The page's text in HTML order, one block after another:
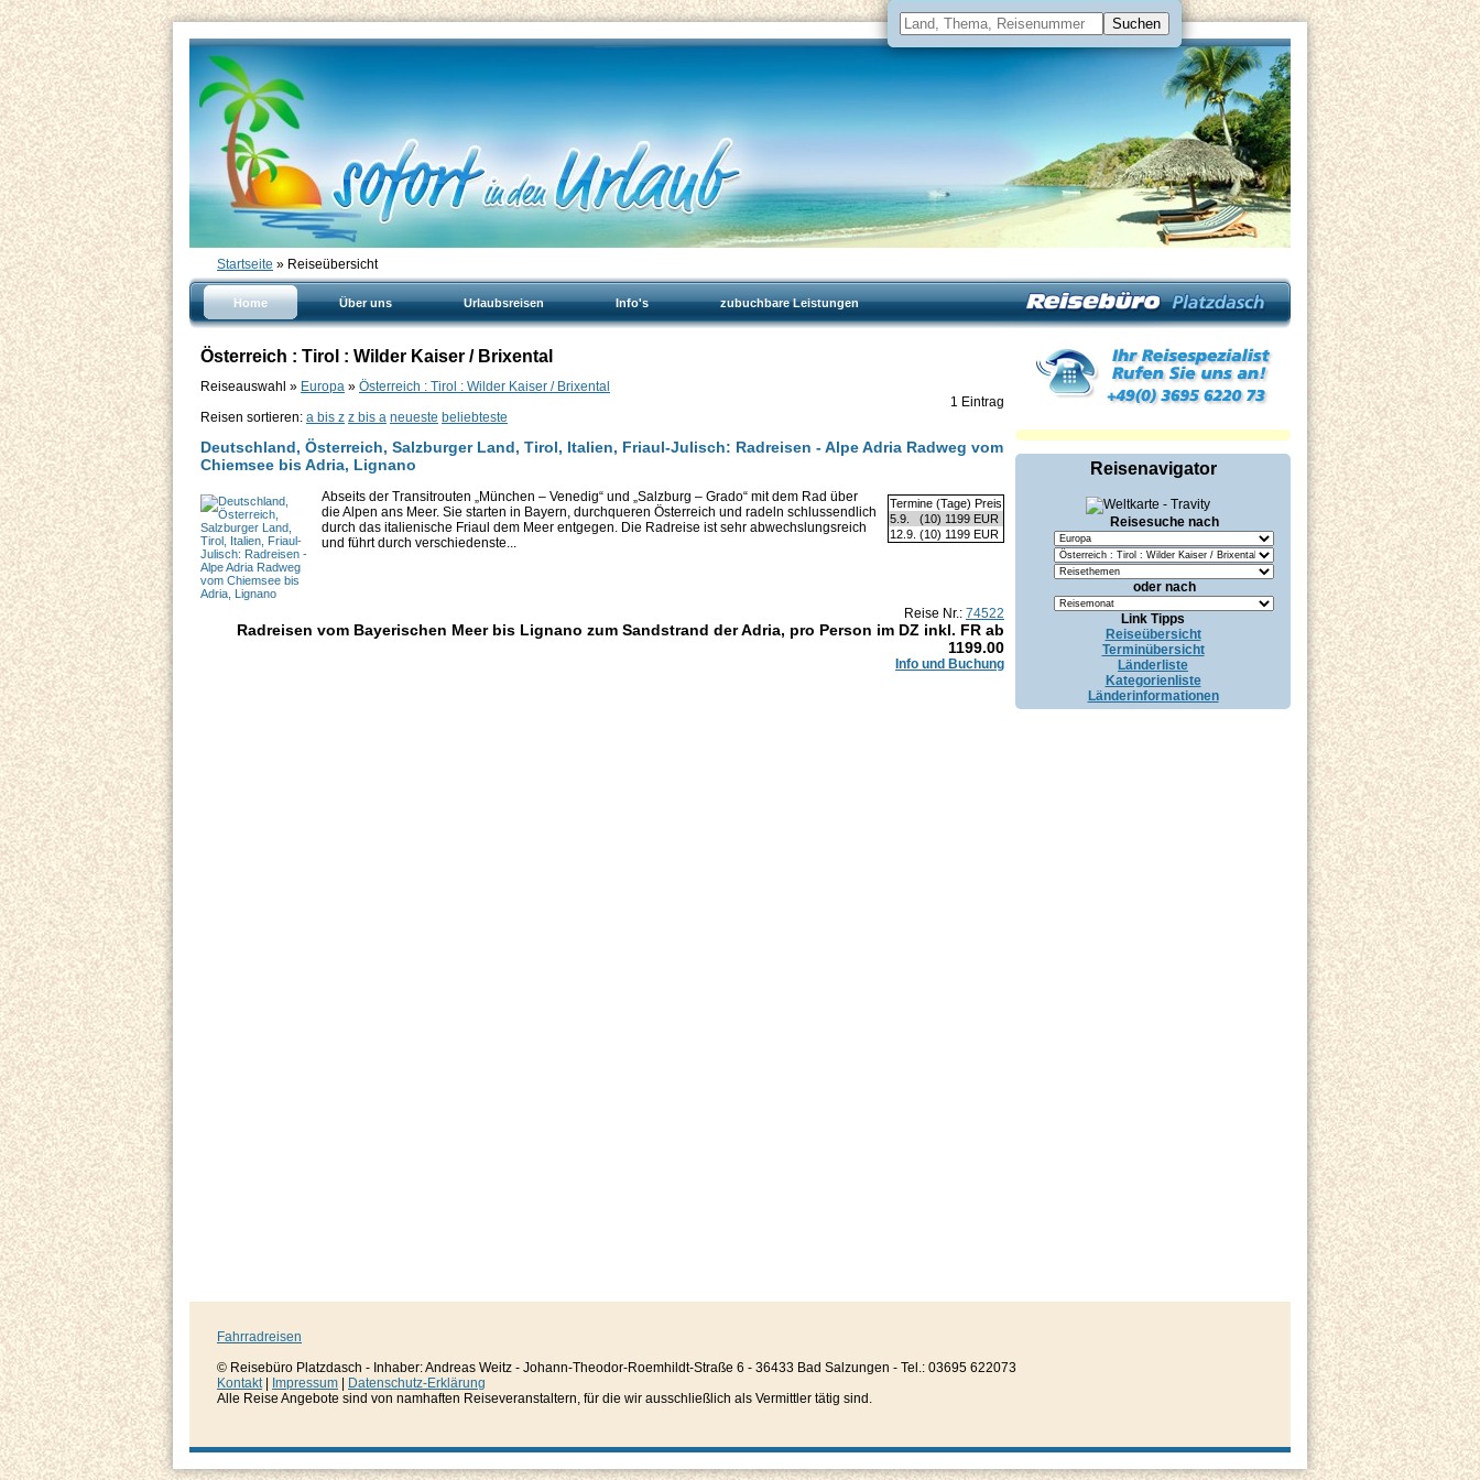
Startseite » Reiseübersicht
Home Über uns Urlaubsreisen Info's zubuchbare Leistungen
Österreich : Tirol : Wilder Kaiser / Brixental
Reiseauswahl » Europa » Österreich : Tirol : Wilder Kaiser / Brixental
1 Eintrag
Reisen sortieren: a bis z z bis a neueste beliebteste
Deutschland, Österreich, Salzburger Land, Tirol, Italien, Friaul-Julisch: Radreisen - Alpe Adria Radweg vom
Chiemsee bis Adria, Lignano
Termine (Tage) Preis
5.9.
(10) 1199 EUR
12.9. (10) 1199 EUR
Abseits der Transitrouten „München – Venedig“ und „Salzburg – Grado“ mit dem Rad über
die Alpen ans Meer. Sie starten in Bayern, durchqueren Österreich und radeln schlussendlich
durch das italienische Friaul dem Meer entgegen. Die Radreise ist sehr abwechslungsreich
und führt durch verschiedenste...
Reise Nr.: 74522
Radreisen vom Bayerischen Meer bis Lignano zum Sandstrand der Adria, pro Person im DZ inkl. FR ab
1199.00
Info und Buchung
Reisenavigator
Reisesuche nach
oder nach
Link Tipps
Reiseübersicht
Terminübersicht
Länderliste
Kategorienliste
Länderinformationen
Fahrradreisen
© Reisebüro Platzdasch - Inhaber: Andreas Weitz - Johann-Theodor-Roemhildt-Straße 6 - 36433 Bad Salzungen - Tel.: 03695 622073
Kontakt| Impressum
Datenschutz-Erklärung
Alle Reise Angebote sind von namhaften Reiseveranstaltern, für die wir ausschließlich als Vermittler tätig sind.